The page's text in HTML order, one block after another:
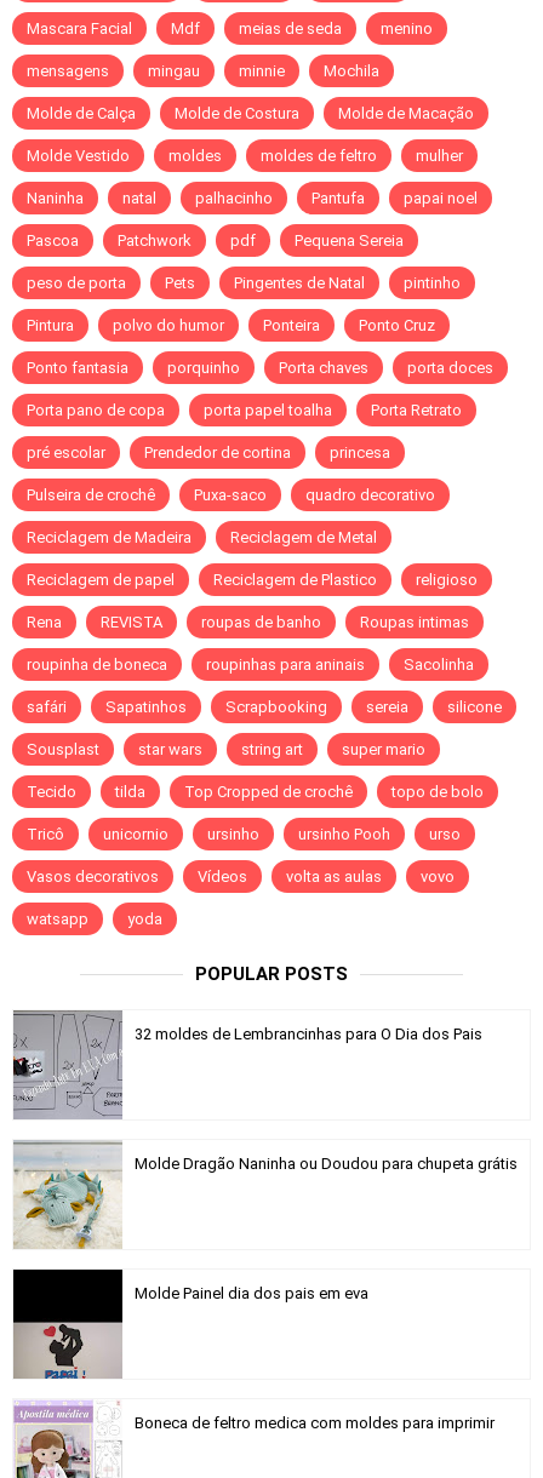
Mascara Facial Mdf meias de seda menino
mensagens mingau minnie Mochila
Molde de Calça Molde de Costura Molde de Macação
Molde Vestido moldes moldes de feltro mulher
Naninha natal palhacinho Pantufa papai noel
Pascoa Patchwork pdf Pequena Sereia
peso de porta Pets Pingentes de Natal pintinho
Pintura polvo do humor Ponteira Ponto Cruz
Ponto fantasia porquinho Porta chaves porta doces
Porta pano de copa porta papel toalha Porta Retrato
pré escolar Prendedor de cortina princesa
Pulseira de crochê Puxa-saco quadro decorativo
Reciclagem de Madeira Reciclagem de Metal
Reciclagem de papel Reciclagem de Plastico religioso
Rena REVISTA roupas de banho Roupas intimas
roupinha de boneca roupinhas para aninais Sacolinha
safári Sapatinhos Scrapbooking sereia silicone
Sousplast star wars string art super mario
Tecido tilda Top Cropped de crochê topo de bolo
Tricô unicornio ursinho ursinho Pooh urso
Vasos decorativos Vídeos volta as aulas vovo
watsapp yoda
POPULAR POSTS
32 moldes de Lembrancinhas para O Dia dos Pais
Molde Dragão Naninha ou Doudou para chupeta grátis
Molde Painel dia dos pais em eva
Boneca de feltro medica com moldes para imprimir